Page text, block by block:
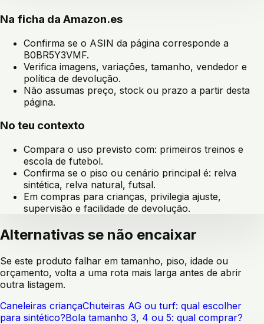
Na ficha da Amazon.es
Confirma se o ASIN da página corresponde a
B0BR5Y3VMF.
Verifica imagens, variações, tamanho, vendedor e
política de devolução.
Não assumas preço, stock ou prazo a partir desta
página.
No teu contexto
Compara o uso previsto com: primeiros treinos e
escola de futebol.
Confirma se o piso ou cenário principal é: relva
sintética, relva natural, futsal.
Em compras para crianças, privilegia ajuste,
supervisão e facilidade de devolução.
Alternativas se não encaixar
Se este produto falhar em tamanho, piso, idade ou
orçamento, volta a uma rota mais larga antes de abrir
outra listagem.
Caneleiras criançaChuteiras AG ou turf: qual escolher
para sintético?Bola tamanho 3, 4 ou 5: qual comprar?